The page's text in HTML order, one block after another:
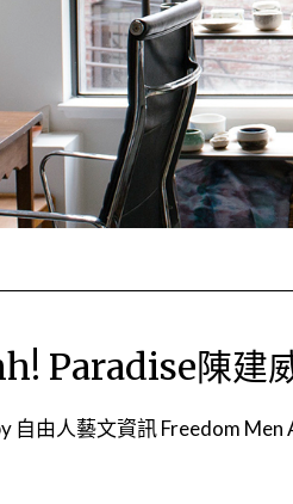
Paradise陳建
自由人藝文資訊 Freedom Men